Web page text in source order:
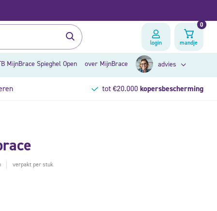
login mandje
0
MijnBrace Spieghel Open over MijnBrace advies
tot €20.000kopersbescherming
verpakt per stuk